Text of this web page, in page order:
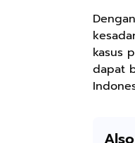
kasus
dapat